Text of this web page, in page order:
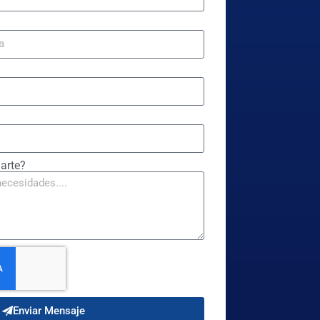
Enviar Mensaje